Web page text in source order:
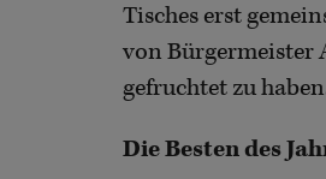
Tisches erst
von Bürgermeister
gefruchtet zu
Die Besten des